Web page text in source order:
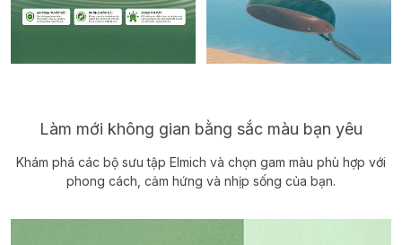
Làm mới không gian bằng sắc màu bạn yêu
Khám phá các bộ sưu tập Elmich và chọn gam màu phù hợp với
phong cách, cảm hứng và nhịp sống của bạn.